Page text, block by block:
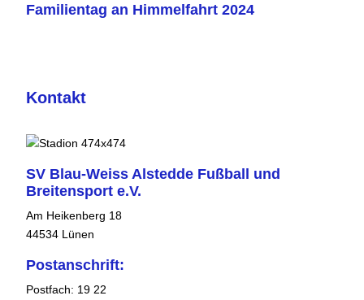
Familientag an Himmelfahrt 2024
Kontakt
SV Blau-Weiss Alstedde Fußball und
Breitensport e.V.
Am Heikenberg 18
44534 Lünen
Postanschrift:
Postfach: 19 22